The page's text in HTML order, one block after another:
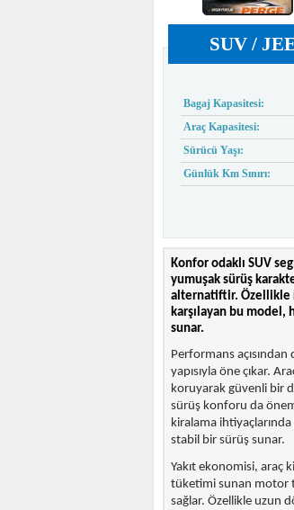
SUV /
Bagaj Kapasitesi:
Araç Kapasitesi:
Sürücü Yaşı:
Günlük Km Sınırı:
Konfor odaklı SUV
yumuşak sürüş
alternatiftir. Özellikle
karşılayan bu model,
sunar.
Performans
yapısıyla öne çıkar.
koruyarak güvenli bir
sürüş konforu da
kiralama
stabil bir sürüş sunar.
Yakıt ekonomisi, araç
tüketimi sunan motor
sağlar. Özellikle uzun